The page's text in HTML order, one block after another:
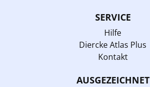
SERVICE
Hilfe
Diercke Atlas Plus
Kontakt
AUSGEZEICHNET